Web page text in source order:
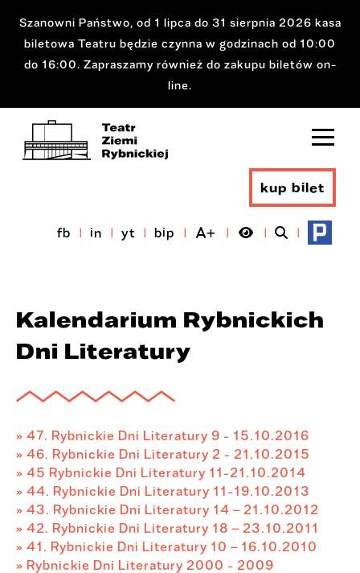
Szanowni Państwo, od 1 lipca do 31 sierpnia 2026 kasa
biletowa Teatru będzie czynna w godzinach od 10:00
do 16:00. Zapraszamy również do zakupu biletów on-
line.
kup bilet
fb in yt bip
Kalendarium Rybnickich
Dni Literatury
» 47. Rybnickie Dni Literatury 9 - 15.10.2016
» 46. Rybnickie Dni Literatury 2 - 21.10.2015
» 45 Rybnickie Dni Literatury 11-21.10.2014
» 44. Rybnickie Dni Literatury 11-19.10.2013
» 43. Rybnickie Dni Literatury 14 – 21.10.2012
» 42. Rybnickie Dni Literatury 18 – 23.10.2011
» 41. Rybnickie Dni Literatury 10 – 16.10.2010
» Rybnickie Dni Literatury 2000 - 2009